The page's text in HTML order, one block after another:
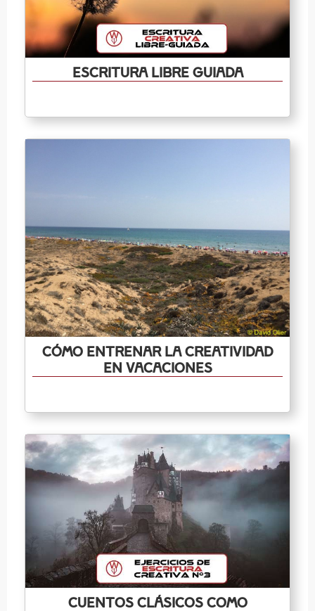
Escritura libre guiada
Cómo Entrenar la Creatividad
en Vacaciones
Cuentos clásicos como